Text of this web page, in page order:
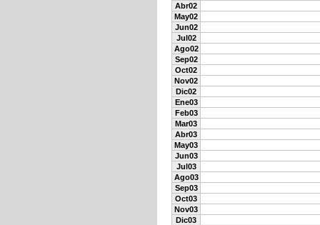
Abr02
May02
Jun02
Jul02
Ago02
Sep02
Oct02
Nov02
Dic02
Ene03
Feb03
Mar03
Abr03
May03
Jun03
Jul03
Ago03
Sep03
Oct03
Nov03
Dic03